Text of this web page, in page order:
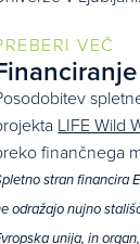
VEČ
LIFE Wild
finančnega
stran financira
odražajo nujno
unija, in